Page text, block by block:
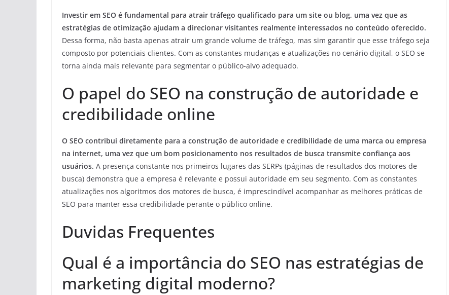
Investir em SEO é fundamental para atrair tráfego qualificado para um site ou blog, uma vez que as
estratégias de otimização ajudam a direcionar visitantes realmente interessados no conteúdo oferecido.
Dessa forma, não basta apenas atrair um grande volume de tráfego, mas sim garantir que esse tráfego seja
composto por potenciais clientes. Com as constantes mudanças e atualizações no cenário digital, o SEO se
torna ainda mais relevante para segmentar o público-alvo adequado.
O papel do SEO na construção de autoridade e
credibilidade online
O SEO contribui diretamente para a construção de autoridade e credibilidade de uma marca ou empresa
na internet, uma vez que um bom posicionamento nos resultados de busca transmite confiança aos
usuários. A presença constante nos primeiros lugares das SERPs (páginas de resultados dos motores de
busca) demonstra que a empresa é relevante e possui autoridade em seu segmento. Com as constantes
atualizações nos algoritmos dos motores de busca, é imprescindível acompanhar as melhores práticas de
SEO para manter essa credibilidade perante o público online.
Duvidas Frequentes
Qual é a importância do SEO nas estratégias de
marketing digital moderno?